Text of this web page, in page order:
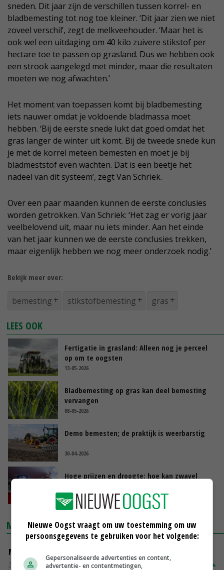
sneden. Dit jaar zijn de verschillen tussen korrel- en
bladbemesting tot nog toe kleiner. ‘Dit jaar zien we niet
zoveel verschil’, zegt de melkveehouder. ‘Maar het is
ook wel een uitdaging om 40 kilo zuivere stikstof per
hectare toe te passen op grasland. Dus we hebben ook
een strook aangelegd met minder, maar die resultaten
moeten we nog afwachten.’
Het moment van toepassen komt bij bladbemesting
iets nauwer omdat je voldoende bladmassa moet
hebben. ‘Bij de eerste snede lukt dat goed omdat het
gras langer de winter uit komt. Bij de tweede snede kun
je met de korrel meteen bemesten en moet je bij
bladmeststof even wachten. Dat is een beetje het
nadeel van dit systeem’, zegt Van Schriek.
Over een paar maanden kunnen de eerste conclusies
worden getrokken. Van Schriek: ‘Het zag er vorig jaar
veelbelovend uit, maar nu iets minder. Aan het einde
van het jaar kunnen we de eerste conclusies trekken,
maar eigenlijk hebben we nog meer onderzoek nodig.’
Bekijk meer over:
bemesting stikstofbemesting gras
LEES OOK
Fertigatie in grasland: Alleen nog je perceel
op om te oogsten
13-05-2026
Bladbemesting op gras kan deel bemesting
vervangen
08-05-2026
Demo bemesten; de praktijk is weerbarstig
30-04-2026
Hoge prijzen en droogte: hoe kan zwavel
30-04-2026
MARKTPRIJZEN
Magere melkpoeder
Zuivel weekprijzen
€ 269,00
Nieuwe Oogst vraagt om uw toestemming om uw
persoonsgegevens te gebruiken voor het volgende:
Gepersonaliseerde advertenties en content,
advertentie- en contentmetingen,